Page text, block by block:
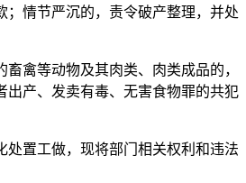
情节严沉的，责令破产整理，并处
禽等动物及其肉类、肉类成品的，
出产、发卖有毒、无害食物罪的共犯
置工做，现将部门相关权利和违法